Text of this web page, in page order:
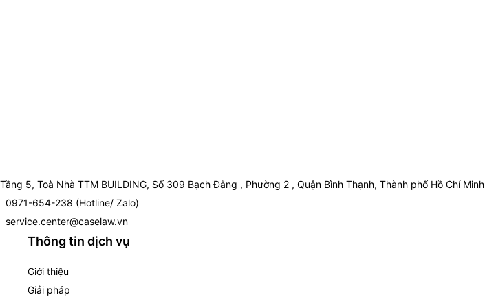
Tầng 5, Toà Nhà TTM BUILDING, Số 309 Bạch Đằng , Phường 2 , Quận Bình Thạnh, Thành phố Hồ Chí Minh
0971-654-238 (Hotline/ Zalo)
service.center@caselaw.vn
Thông tin dịch vụ
Giới thiệu
Giải pháp